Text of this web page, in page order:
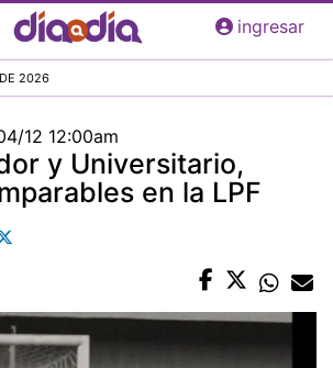
Pasar
al
principal
ingresar
2026
12 12:00am
y Universitario,
en la LPF